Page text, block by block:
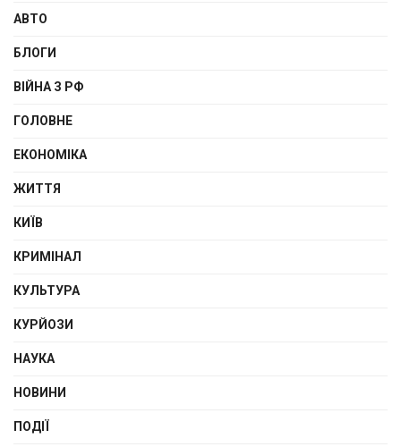
АВТО
БЛОГИ
ВІЙНА З РФ
ГОЛОВНЕ
ЕКОНОМІКА
ЖИТТЯ
КИЇВ
КРИМІНАЛ
КУЛЬТУРА
КУРЙОЗИ
НАУКА
НОВИНИ
ПОДІЇ